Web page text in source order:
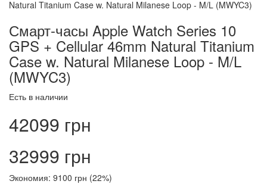
Смарт-часы Apple Watch Series 10
GPS + Cellular 46mm Natural Titanium
Case w. Natural Milanese Loop - M/L
(MWYC3)
Есть в наличии
42099 грн
32999 грн
Экономия: 9100 грн (22%)